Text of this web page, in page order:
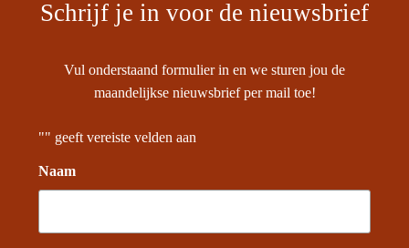
Schrijf je in voor de nieuwsbrief
Vul onderstaand formulier in en we sturen jou de
maandelijkse nieuwsbrief per mail toe!
"" geeft vereiste velden aan
Naam